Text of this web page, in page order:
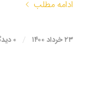
ادامه مطلب
۲۳ خرداد ۱۴۰۰ / ۰ دیدگاه